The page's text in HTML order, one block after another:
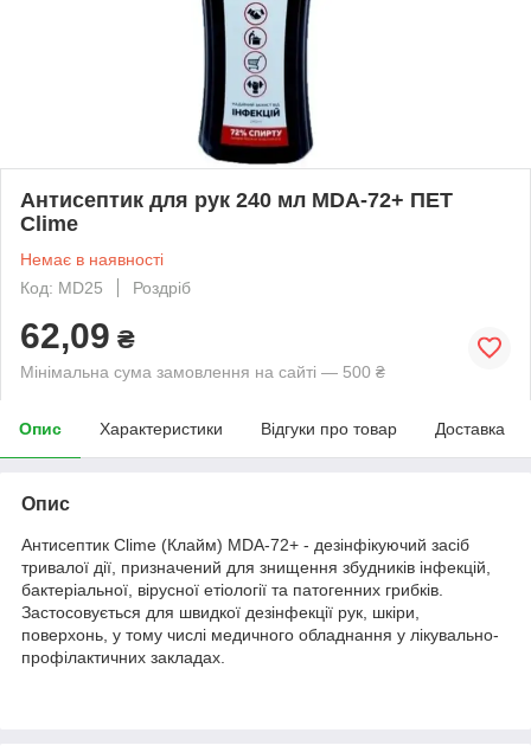
Антисептик для рук 240 мл MDA-72+ ПЕТ
Clime
Немає в наявності
Код: MD25
Роздріб
62,09 ₴
Мінімальна сума замовлення на сайті — 500 ₴
Опис Характеристики Відгуки про товар Доставка
Опис
Антисептик Clime (Клайм) MDA-72+ - дезінфікуючий засіб
тривалої дії, призначений для знищення збудників інфекцій,
бактеріальної, вірусної етіології та патогенних грибків.
Застосовується для швидкої дезінфекції рук, шкіри,
поверхонь, у тому числі медичного обладнання у лікувально-
профілактичних закладах.